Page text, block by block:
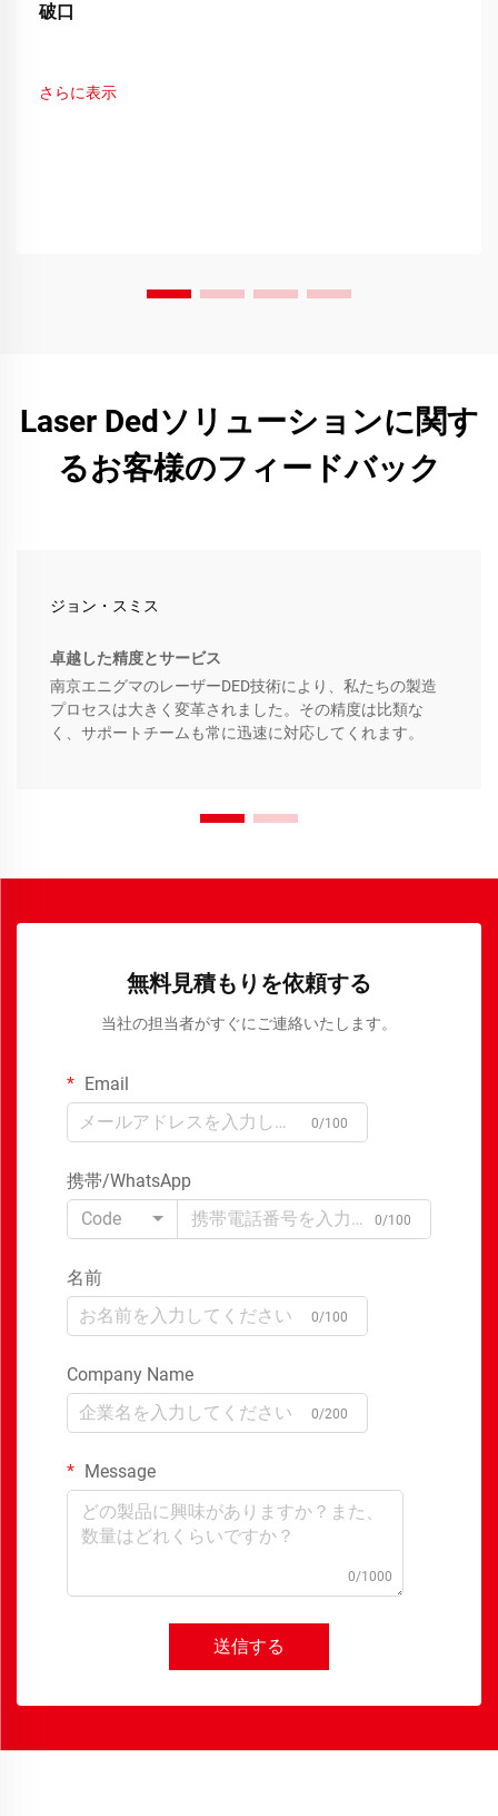
破口
さらに表示
Laser Dedソリューションに関す
るお客様のフィードバック
ジョン・スミス
卓越した精度とサービス
南京エニグマのレーザーDED技術により、私たちの製造
プロセスは大きく変革されました。その精度は比類な
く、サポートチームも常に迅速に対応してくれます。
無料見積もりを依頼する
当社の担当者がすぐにご連絡いたします。
Email
0/100
携帯/WhatsApp
Code
0/100
名前
0/100
Company Name
0/200
Message
0/1000
送信する